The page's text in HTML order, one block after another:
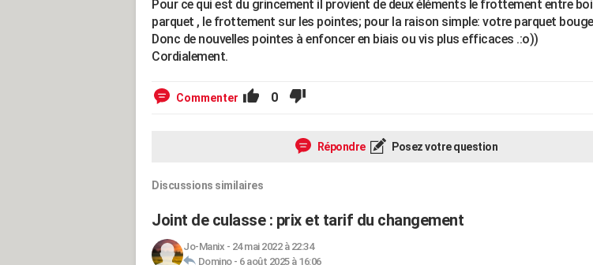
Pour ce qui est du grincement il provient de deux éléments le frottement entre
parquet , le frottement sur les pointes; pour la raison simple: votre parquet
Donc de nouvelles pointes à enfoncer en biais ou vis plus efficaces .:o))
Cordialement.
Commenter 0
Répondre Posez votre question
Discussions similaires
Joint de culasse : prix et tarif du changement
Jo-Manix - 24 mai 2022 à 22:34
Domino- 6 août 2025 à 16:06